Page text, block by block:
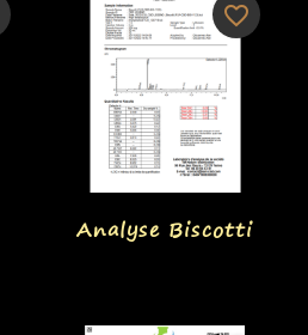
Aperçu rapide
Analyse Biscotti
favorite_border